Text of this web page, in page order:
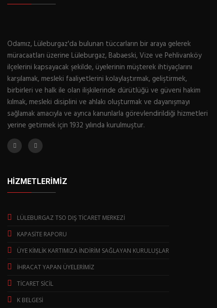
Odamız, Lüleburgaz'da bulunan tüccarların bir araya gelerek
müracaatları üzerine Lüleburgaz, Babaeski, Vize ve Pehlivanköy
ilçelerini kapsayacak şekilde, üyelerinin müşterek ihtiyaçlarını
karşılamak, mesleki faaliyetlerini kolaylaştırmak, geliştirmek,
birbirleri ve halk ile olan ilişkilerinde dürütlüğü ve güveni hakim
kılmak, mesleki disiplini ve ahlakı oluşturmak ve dayanışmayı
sağlamak amacıyla ve ayrıca kanunlarla görevlendirildiği hizmetleri
yerine getirmek için 1932 yılında kurulmuştur.
HİZMETLERİMİZ
LÜLEBURGAZ TSO DIŞ TİCARET MERKEZİ
KAPASİTE RAPORU
ÜYE KİMLİK KARTIMIZA İNDİRİM SAĞLAYAN KURULUŞLAR
İHRACAT YAPAN ÜYELERİMİZ
TİCARET SİCİL
K BELGESİ